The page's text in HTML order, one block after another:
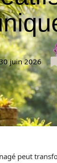
juin 2026
peut